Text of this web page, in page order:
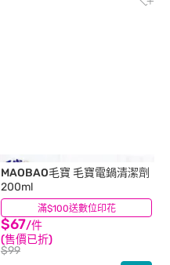
滿$100送數位印花
MAOBAO毛寶 毛寶電鍋清潔劑
200ml
$67/件
(售價已折)
$99
(1)